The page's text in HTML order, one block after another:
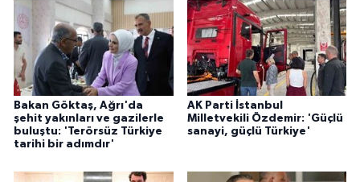
Bakan Göktaş, Ağrı'da
şehit yakınları ve gazilerle
buluştu: 'Terörsüz Türkiye
tarihi bir adımdır'
AK Parti İstanbul
Milletvekili Özdemir: 'Güçlü
sanayi, güçlü Türkiye'